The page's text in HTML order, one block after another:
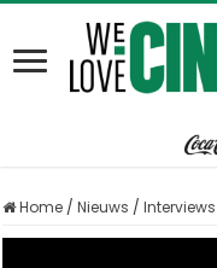
Home / Nieuws / Interviews